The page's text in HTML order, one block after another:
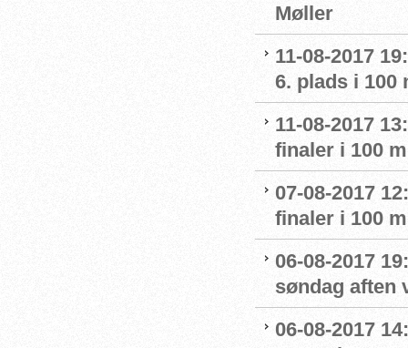
Møller
11-08-2017
6. plads i 100
11-08-2017
finaler i 100
07-08-2017
finaler i 100
06-08-2017
søndag aften
06-08-2017